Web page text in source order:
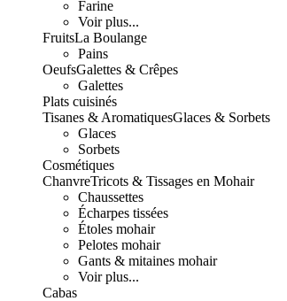
Farine
Voir plus...
FruitsLa Boulange
Pains
OeufsGalettes & Crêpes
Galettes
Plats cuisinés
Tisanes & AromatiquesGlaces & Sorbets
Glaces
Sorbets
Cosmétiques
ChanvreTricots & Tissages en Mohair
Chaussettes
Écharpes tissées
Étoles mohair
Pelotes mohair
Gants & mitaines mohair
Voir plus...
Cabas